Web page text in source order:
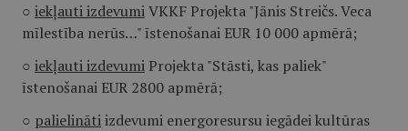
○ iekļauti izdevumiVKKF Projekta "Jānis Streičs. Veca
mīlestība nerūs…" īstenošanai EUR 10 000 apmērā;
○ iekļauti izdevumi Projekta "Stāsti, kas paliek"
īstenošanai EUR 2800 apmērā;
○ palielinātiizdevumi energoresursu iegādei kultūras